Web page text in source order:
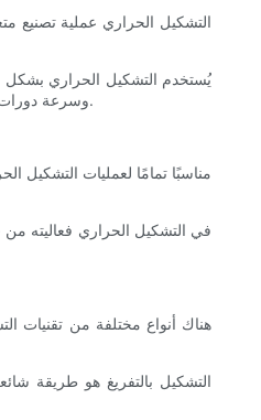
يُستخدم التشكيل الحراري بشكل
وسرعة دورات الإنتاج، والقدرة على إنتاج قطع كبيرة بتصاميم معقدة. كما أن قدرة البولي إيثيلين منخفض الكثافة على التوافق مع الأشكال والخطوط المعقدة تجعله خيارًا شائعًا لتطبيقات التشكيل الحراري.
هناك أنواع مختلفة من تقنيات
التشكيل بالتفريغ هو طريقة